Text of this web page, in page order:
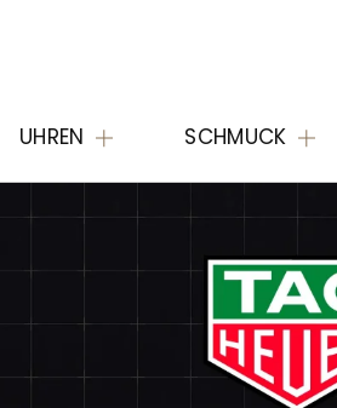
UHREN SCHMUCK